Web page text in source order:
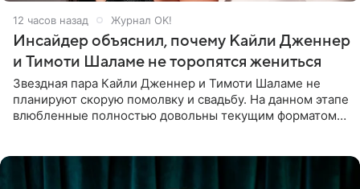
12 часов назад Журнал OK!
Инсайдер объяснил, почему Кайли Дженнер
и Тимоти Шаламе не торопятся жениться
Звездная пара Кайли Дженнер и Тимоти Шаламе не
планируют скорую помолвку и свадьбу. На данном этапе
влюбленные полностью довольны текущим форматом